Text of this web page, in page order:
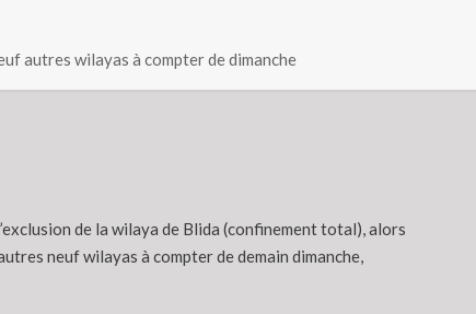
autres wilayas à compter de dimanche
de la wilaya de Blida (confinement total), alors
neuf wilayas à compter de demain dimanche,